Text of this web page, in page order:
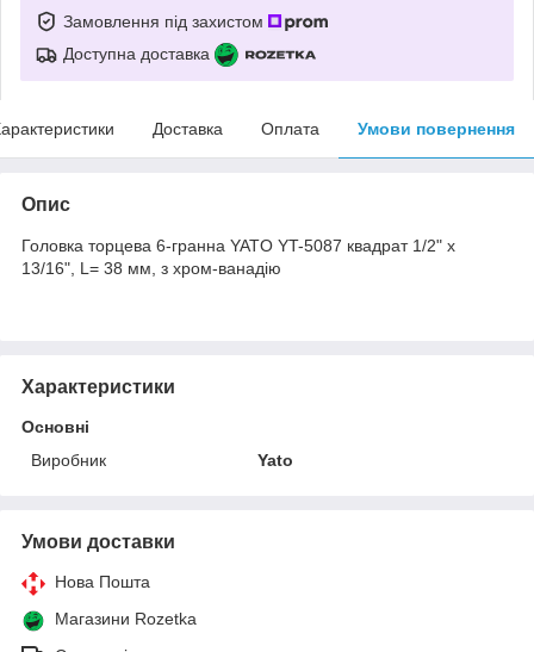
Замовлення під захистом
Доступна доставка
Доставка Оплата Умови повернення
Опис
Головка торцева 6-гранна YATO YT-5087 квадрат 1/2" х
13/16", L= 38 мм, з хром-ванадію
Характеристики
Основні
Виробник
Yato
Умови доставки
Нова Пошта
Магазини Rozetka